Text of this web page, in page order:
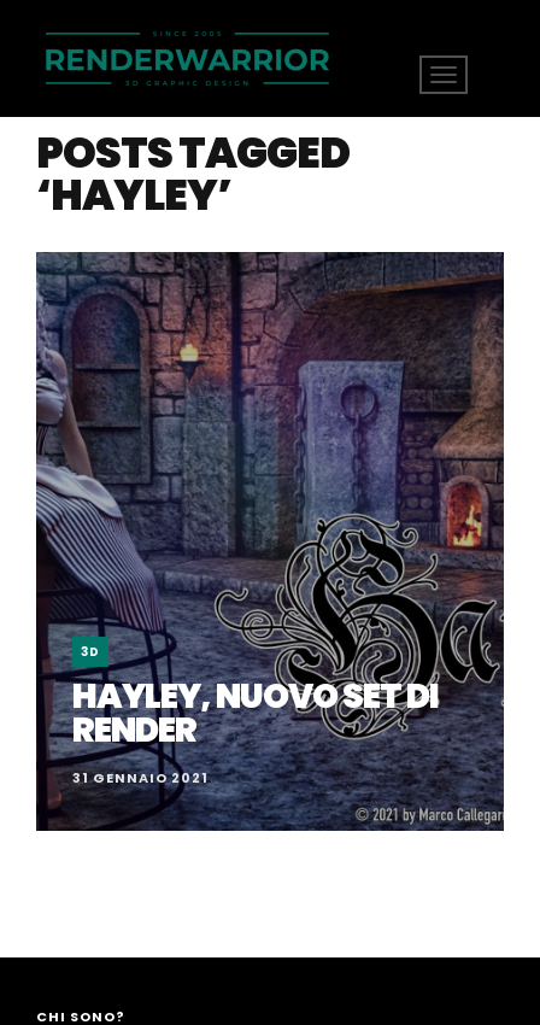
POSTS TAGGED
‘HAYLEY’
3D
HAYLEY, NUOVO SET DI
RENDER
31 GENNAIO 2021
CHI SONO?